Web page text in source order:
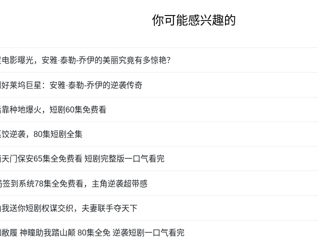
你可能感兴趣的
影曝光，安雅·泰勒-乔伊的美丽究竟有多惊艳？
莱坞巨星：安雅·泰勒-乔伊的逆袭传奇
种地爆火，短剧60集免费看
逆袭，80集短剧全集
门保安65集全免费看 短剧完整版一口气看完
签到系统78集全免费看，主角逆袭超带感
送你短剧权谋交织，夫妻联手夺天下
履 神瞳助我踏山颠 80集全免 逆袭短剧一口气看完